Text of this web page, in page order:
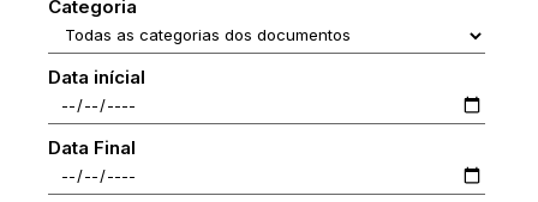
Categoria
Data inícial
Data Final